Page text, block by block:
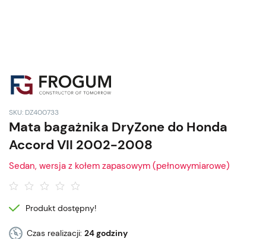
SKU: DZ400733
Mata bagażnika DryZone do Honda
Accord VII 2002-2008
Sedan, wersja z kołem zapasowym (pełnowymiarowe)
Produkt dostępny!
Czas realizacji: 24 godziny